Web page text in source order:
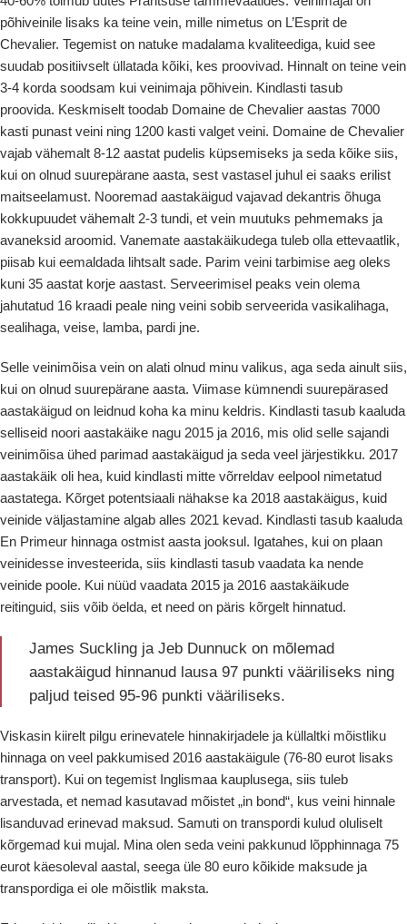
põhiveinile lisaks ka teine vein, mille nimetus on L’Esprit de
Chevalier. Tegemist on natuke madalama kvaliteediga, kuid see
suudab positiivselt üllatada kõiki, kes proovivad. Hinnalt on teine vein
3-4 korda soodsam kui veinimaja põhivein. Kindlasti tasub
proovida. Keskmiselt toodab Domaine de Chevalier aastas 7000
kasti punast veini ning 1200 kasti valget veini. Domaine de Chevalier
vajab vähemalt 8-12 aastat pudelis küpsemiseks ja seda kõike siis,
kui on olnud suurepärane aasta, sest vastasel juhul ei saaks erilist
maitseelamust. Nooremad aastakäigud vajavad dekantris õhuga
kokkupuudet vähemalt 2-3 tundi, et vein muutuks pehmemaks ja
avaneksid aroomid. Vanemate aastakäikudega tuleb olla ettevaatlik,
piisab kui eemaldada lihtsalt sade. Parim veini tarbimise aeg oleks
kuni 35 aastat korje aastast. Serveerimisel peaks vein olema
jahutatud 16 kraadi peale ning veini sobib serveerida vasikalihaga,
sealihaga, veise, lamba, pardi jne.
Selle veinimõisa vein on alati olnud minu valikus, aga seda ainult siis,
kui on olnud suurepärane aasta. Viimase kümnendi suurepärased
aastakäigud on leidnud koha ka minu keldris. Kindlasti tasub kaaluda
selliseid noori aastakäike nagu 2015 ja 2016, mis olid selle sajandi
veinimõisa ühed parimad aastakäigud ja seda veel järjestikku. 2017
aastakäik oli hea, kuid kindlasti mitte võrreldav eelpool nimetatud
aastatega. Kõrget potentsiaali nähakse ka 2018 aastakäigus, kuid
veinide väljastamine algab alles 2021 kevad. Kindlasti tasub kaaluda
En Primeur hinnaga ostmist aasta jooksul. Igatahes, kui on plaan
veinidesse investeerida, siis kindlasti tasub vaadata ka nende
veinide poole. Kui nüüd vaadata 2015 ja 2016 aastakäikude
reitinguid, siis võib öelda, et need on päris kõrgelt hinnatud.
James Suckling ja Jeb Dunnuck on mõlemad
aastakäigud hinnanud lausa 97 punkti vääriliseks ning
paljud teised 95-96 punkti vääriliseks.
Viskasin kiirelt pilgu erinevatele hinnakirjadele ja küllaltki mõistliku
hinnaga on veel pakkumised 2016 aastakäigule (76-80 eurot lisaks
transport). Kui on tegemist Inglismaa kauplusega, siis tuleb
arvestada, et nemad kasutavad mõistet „in bond“, kus veini hinnale
lisanduvad erinevad maksud. Samuti on transpordi kulud oluliselt
kõrgemad kui mujal. Mina olen seda veini pakkunud lõpphinnaga 75
eurot käesoleval aastal, seega üle 80 euro kõikide maksude ja
transpordiga ei ole mõistlik maksta.